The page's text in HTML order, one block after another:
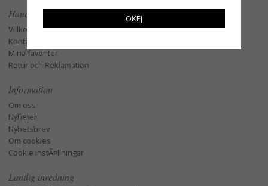
Handla
Villkor
Kontakta oss
Mina favoriter
Retur och Reklamation
Information
Om oss
Nyheter
Nyhetsbrev
Om cookies
Cookie instÃ¤llningar
Lantlig inredning
OKEJ